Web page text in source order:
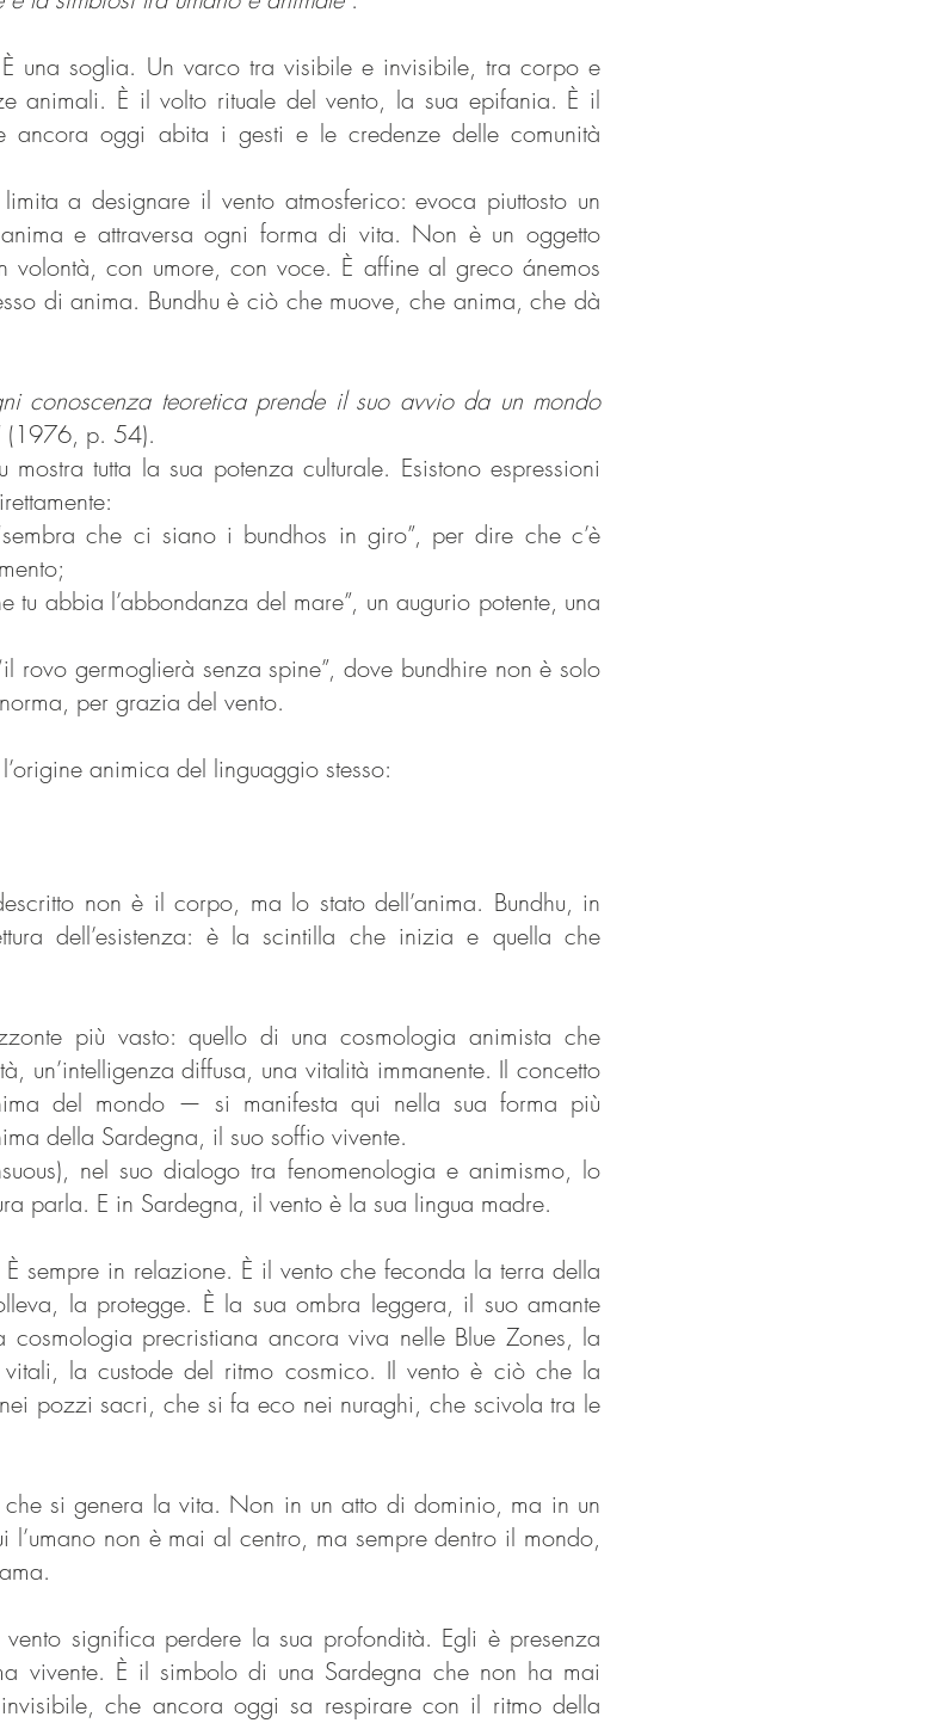
una soglia. Un varco tra visibile e invisibile, tra corpo e
animali. È il volto rituale del vento, la sua epifania. È il
ancora oggi abita i gesti e le credenze delle comunità
a designare il vento atmosferico: evoca piuttosto un
e attraversa ogni forma di vita. Non è un oggetto
volontà, con umore, con voce. È affine al greco ánemos
di anima. Bundhu è ciò che muove, che anima, che dà
conoscenza teoretica prende il suo avvio da un mondo
(1976, p. 54).
tutta la sua potenza culturale. Esistono espressioni
che ci siano i bundhos in giro”, per dire che c’è
abbia l’abbondanza del mare”, un augurio potente, una
germoglierà senza spine”, dove bundhire non è solo
per grazia del vento.
animica del linguaggio stesso:
non è il corpo, ma lo stato dell’anima. Bundhu, in
dell’esistenza: è la scintilla che inizia e quella che
più vasto: quello di una cosmologia animista che
un’intelligenza diffusa, una vitalità immanente. Il concetto
del mondo — si manifesta qui nella sua forma più
della Sardegna, il suo soffio vivente.
nel suo dialogo tra fenomenologia e animismo, lo
parla. E in Sardegna, il vento è la sua lingua madre.
sempre in relazione. È il vento che feconda la terra della
la protegge. È la sua ombra leggera, il suo amante
precristiana ancora viva nelle Blue Zones, la
la custode del ritmo cosmico. Il vento è ciò che la
pozzi sacri, che si fa eco nei nuraghi, che scivola tra le
si genera la vita. Non in un atto di dominio, ma in un
l’umano non è mai al centro, ma sempre dentro il mondo,
vento significa perdere la sua profondità. Egli è presenza
vivente. È il simbolo di una Sardegna che non ha mai
che ancora oggi sa respirare con il ritmo della